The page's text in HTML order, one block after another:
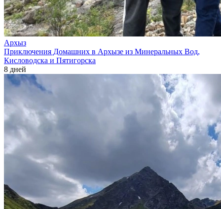
Архыз
Приключения Домашних в Архызе из Минеральных Вод,
Кисловодска и Пятигорска
8 дней